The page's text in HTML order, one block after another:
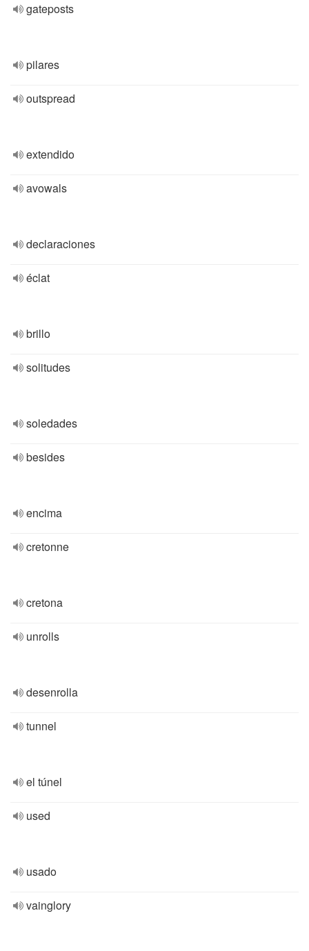
gateposts
pilares
outspread
extendido
avowals
declaraciones
éclat
brillo
solitudes
soledades
besides
encima
cretonne
cretona
unrolls
desenrolla
tunnel
el túnel
used
usado
vainglory